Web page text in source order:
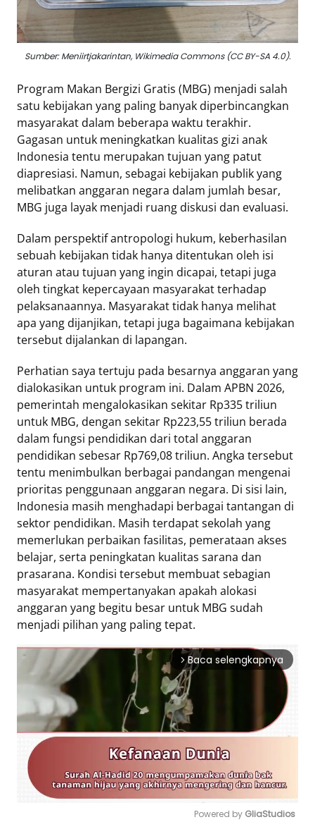
Sumber: Meniirtjakarintan, Wikimedia Commons (CC BY-SA 4.0).
Program Makan Bergizi Gratis (MBG) menjadi salah
satu kebijakan yang paling banyak diperbincangkan
masyarakat dalam beberapa waktu terakhir.
Gagasan untuk meningkatkan kualitas gizi anak
Indonesia tentu merupakan tujuan yang patut
diapresiasi. Namun, sebagai kebijakan publik yang
melibatkan anggaran negara dalam jumlah besar,
MBG juga layak menjadi ruang diskusi dan evaluasi.
Dalam perspektif antropologi hukum, keberhasilan
sebuah kebijakan tidak hanya ditentukan oleh isi
aturan atau tujuan yang ingin dicapai, tetapi juga
oleh tingkat kepercayaan masyarakat terhadap
pelaksanaannya. Masyarakat tidak hanya melihat
apa yang dijanjikan, tetapi juga bagaimana kebijakan
tersebut dijalankan di lapangan.
Perhatian saya tertuju pada besarnya anggaran yang
dialokasikan untuk program ini. Dalam APBN 2026,
pemerintah mengalokasikan sekitar Rp335 triliun
untuk MBG, dengan sekitar Rp223,55 triliun berada
dalam fungsi pendidikan dari total anggaran
pendidikan sebesar Rp769,08 triliun. Angka tersebut
tentu menimbulkan berbagai pandangan mengenai
prioritas penggunaan anggaran negara. Di sisi lain,
Indonesia masih menghadapi berbagai tantangan di
sektor pendidikan. Masih terdapat sekolah yang
memerlukan perbaikan fasilitas, pemerataan akses
belajar, serta peningkatan kualitas sarana dan
prasarana. Kondisi tersebut membuat sebagian
masyarakat mempertanyakan apakah alokasi
anggaran yang begitu besar untuk MBG sudah
menjadi pilihan yang paling tepat.
arrow_forward_ios Baca selengkapnya
Powered by GliaStudios
Republika
ID
ihram.republika.co.id
rejabar.republika.co.id
Republika
IQRA
Tentang
Retizen
and
Dont's
Rules
Cara
Menjadi
Retizen